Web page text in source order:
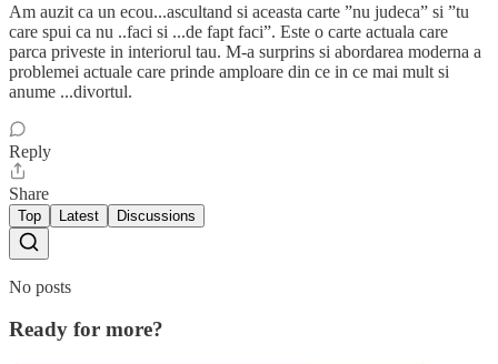
Am auzit ca un ecou...ascultand si aceasta carte ”nu judeca” si ”tu
care spui ca nu ..faci si ...de fapt faci”. Este o carte actuala care
parca priveste in interiorul tau. M-a surprins si abordarea moderna a
problemei actuale care prinde amploare din ce in ce mai mult si
anume ...divortul.
Reply
Share
Top Latest Discussions
No posts
Ready for more?